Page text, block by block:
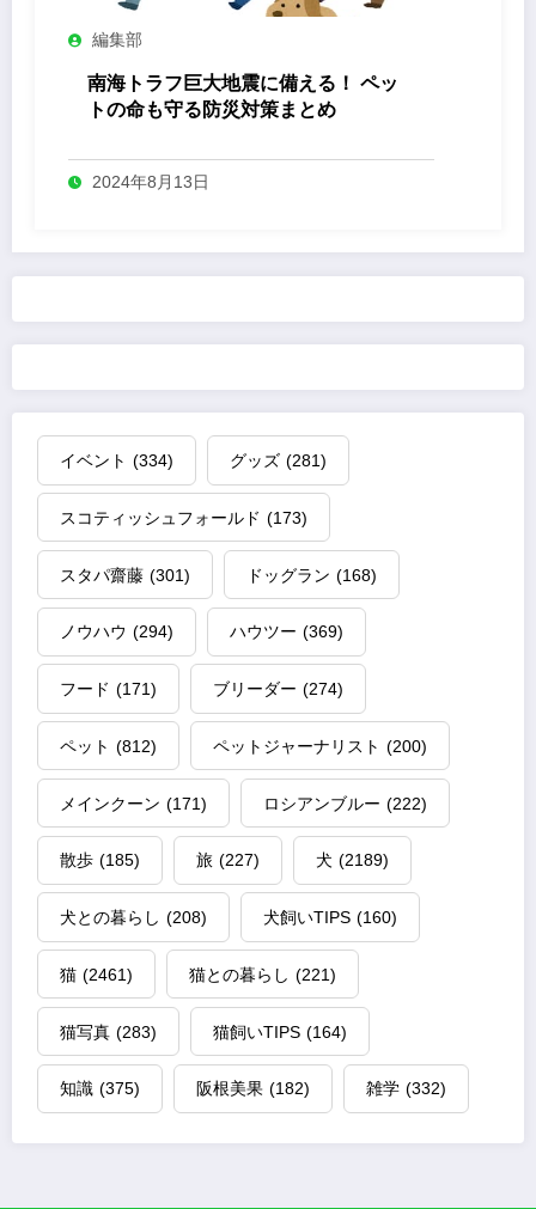
編集部
南海トラフ巨大地震に備える！ ペッ
トの命も守る防災対策まとめ
2024年8月13日
イベント (334) グッズ (281)
スコティッシュフォールド (173)
スタパ齋藤 (301) ドッグラン (168)
ノウハウ (294) ハウツー (369)
フード (171) ブリーダー (274)
ペット (812) ペットジャーナリスト (200)
メインクーン (171) ロシアンブルー (222)
散歩 (185) 旅 (227) 犬 (2189)
犬との暮らし (208) 犬飼いTIPS (160)
猫 (2461) 猫との暮らし (221)
猫写真 (283) 猫飼いTIPS (164)
知識 (375) 阪根美果 (182) 雑学 (332)